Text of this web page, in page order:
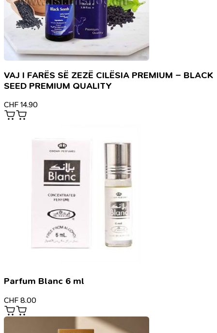
VAJ I FARËS SË ZEZË CILËSIA PREMIUM – BLACK
SEED PREMIUM QUALITY
CHF 14.90
Parfum Blanc 6 ml
CHF 8.00